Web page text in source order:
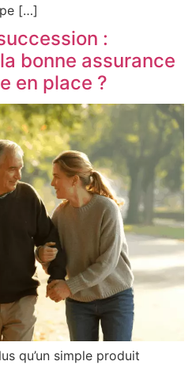
[…]
:
bonne assurance
en place ?
qu’un simple produit